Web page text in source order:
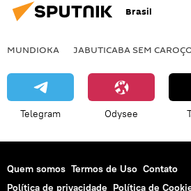
Brasil
MUNDIOKA JABUTICABA SEM
Telegram Odysee
Quem somos Termos de Uso Contato
Política de privacidade Política de